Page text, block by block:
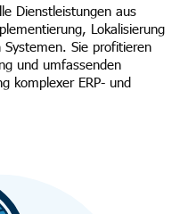
Dienstleistungen aus
Lokalisierung
Sie profitieren
und umfassenden
komplexer ERP- und